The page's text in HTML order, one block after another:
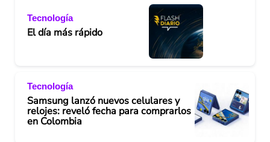
Tecnología
El día más rápido
Tecnología
Samsung lanzó nuevos celulares y
relojes: reveló fecha para comprarlos
en Colombia